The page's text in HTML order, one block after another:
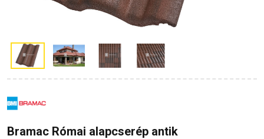
Bramac Római alapcserép antik